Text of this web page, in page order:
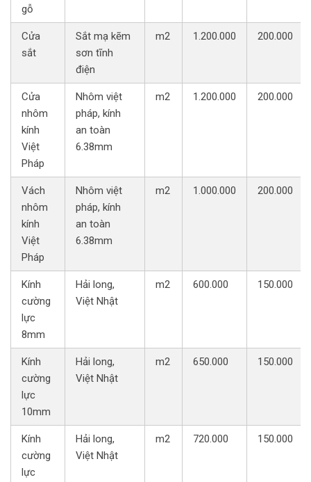
gỗ
Cửa
sắt
Sắt mạ kẽm
sơn tĩnh
điện
m2 1.200.000 200.000
Cửa
nhôm
kính
Việt
Pháp
Nhôm việt
pháp, kính
an toàn
6.38mm
m2 1.200.000 200.000
Vách
nhôm
kính
Việt
Pháp
Nhôm việt
pháp, kính
an toàn
6.38mm
m2 1.000.000 200.000
Kính
cường
lực
8mm
Hải long,
Việt Nhật
m2 600.000 150.000
Kính
cường
lực
10mm
Hải long,
Việt Nhật
m2 650.000 150.000
Kính
cường
lực
Hải long,
Việt Nhật
m2 720.000 150.000